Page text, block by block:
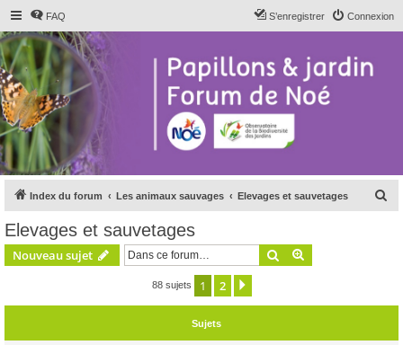
FAQ Connexion
S’enregistrer
Index du forum Les animaux sauvages Elevages et sauvetages
Elevages et sauvetages
Nouveau sujet Rechercher
88 sujets 1 2
Sujets